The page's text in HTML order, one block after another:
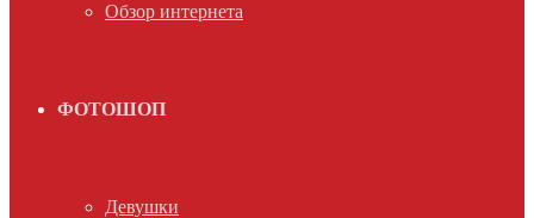
Обзор интернета
ФОТОШОП
Девушки